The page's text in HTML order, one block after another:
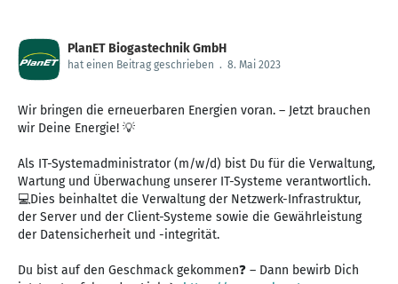
PlanET Biogastechnik GmbH
hat einen Beitrag geschrieben . 8. Mai 2023
Wir bringen die erneuerbaren Energien voran. – Jetzt brauchen
wir Deine Energie! 💡
Als IT-Systemadministrator (m/w/d) bist Du für die Verwaltung,
Wartung und Überwachung unserer IT-Systeme verantwortlich.
💻Dies beinhaltet die Verwaltung der Netzwerk-Infrastruktur,
der Server und der Client-Systeme sowie die Gewährleistung
der Datensicherheit und -integrität.
Du bist auf den Geschmack gekommen❓ – Dann bewirb Dich